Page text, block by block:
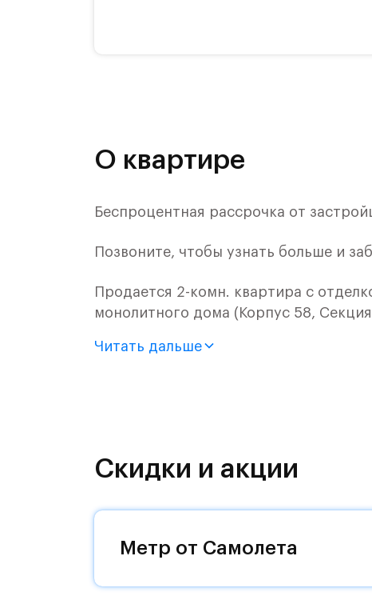
О квартире
Беспроцентная рассрочка от
Позвоните, чтобы узнать больше и
Продается 2-комн. квартира с
монолитного дома (Корпус 58,
Цена указана с учетом готовой
направления и возможность удобно
Уютная малоэтажная застройка,
возвращаться.
Читать дальше
Скидки и акции
Метр от Самолета